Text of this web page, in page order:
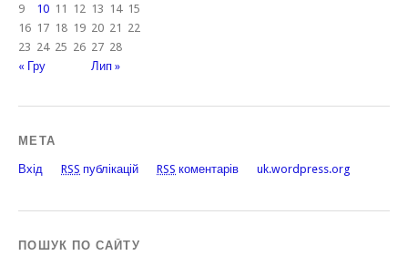
« Гру Лип »
9
10 11 12 13 14 15
16 17 18 19 20 21 22
23 24 25 26 27 28
МЕТА
Вхід RSS публікацій RSS коментарів uk.wordpress.org
ПОШУК ПО САЙТУ